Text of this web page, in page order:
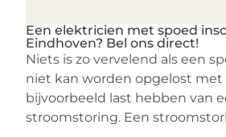
Een elektricien met spoed
Eindhoven? Bel ons direct!
Niets is zo vervelend als een
niet kan worden opgelost met
bijvoorbeeld last hebben van
stroomstoring. Een